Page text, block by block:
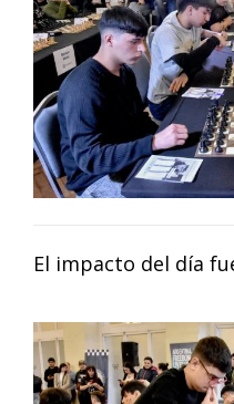
El impacto del día